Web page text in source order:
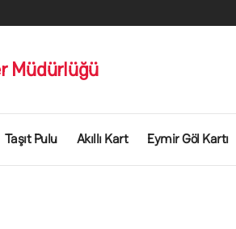
Müdürlüğü
Taşıt Pulu Akıllı Kart Eymir Göl Kartı